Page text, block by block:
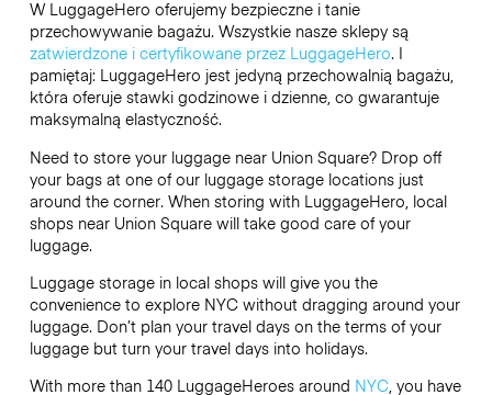
W LuggageHero oferujemy bezpieczne i tanie
przechowywanie bagażu. Wszystkie nasze sklepy są
zatwierdzone i certyfikowane przez LuggageHero. I
pamiętaj: LuggageHero jest jedyną przechowalnią bagażu,
która oferuje stawki godzinowe i dzienne, co gwarantuje
maksymalną elastyczność.
Need to store your luggage near Union Square? Drop off
your bags at one of our luggage storage locations just
around the corner. When storing with LuggageHero, local
shops near Union Square will take good care of your
luggage.
Luggage storage in local shops will give you the
convenience to explore NYC without dragging around your
luggage. Don’t plan your travel days on the terms of your
luggage but turn your travel days into holidays.
With more than 140 LuggageHeroes around NYC, you have